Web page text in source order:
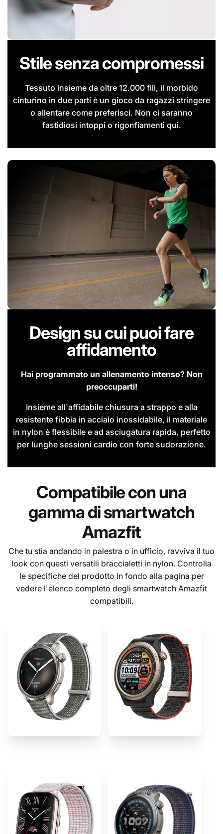
Stile senza compromessi
Tessuto insieme da oltre 12.000 fili, il morbido
cinturino in due parti è un gioco da ragazzi stringere
o allentare come preferisci. Non ci saranno
fastidiosi intoppi o rigonfiamenti qui.
Design su cui puoi fare
affidamento
Hai programmato un allenamento intenso? Non
preoccuparti!
Insieme all'affidabile chiusura a strappo e alla
resistente fibbia in acciaio inossidabile, il materiale
in nylon è flessibile e ad asciugatura rapida, perfetto
per lunghe sessioni cardio con forte sudorazione.
Compatibile con una
gamma di smartwatch
Amazfit
Che tu stia andando in palestra o in ufficio, ravviva il tuo
look con questi versatili braccialetti in nylon. Controlla
le specifiche del prodotto in fondo alla pagina per
vedere l'elenco completo degli smartwatch Amazfit
compatibili.